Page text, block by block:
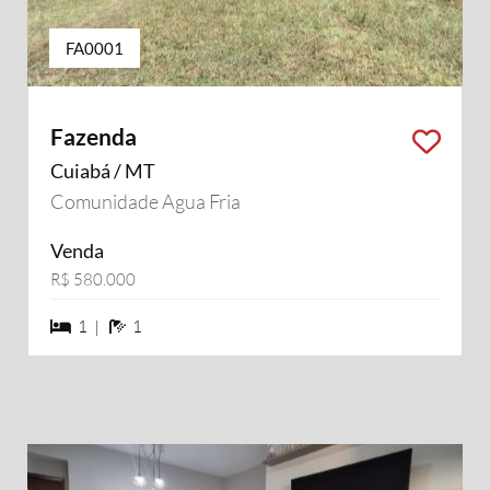
FA0001
Fazenda
Cuiabá / MT
Comunidade Agua Fria
Venda
R$ 580.000
1 dormiórios
1 | 1 banheiros
1